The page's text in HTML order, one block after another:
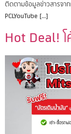
ติดตามข้อมูลข่าวสารจา
PCLYouTube […]
Hot Deal!